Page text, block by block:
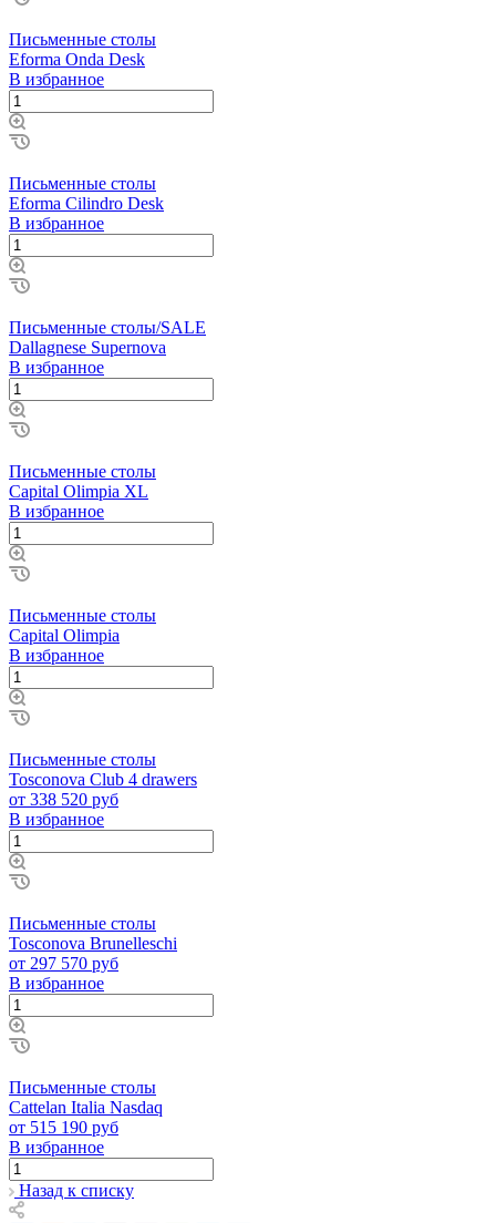
Письменные столы
Eforma Onda Desk
В избранное
Письменные столы
Eforma Cilindro Desk
В избранное
Письменные столы/SALE
Dallagnese Supernova
В избранное
Письменные столы
Capital Olimpia XL
В избранное
Письменные столы
Capital Olimpia
В избранное
Письменные столы
Tosconova Club 4 drawers
от 338 520 руб
В избранное
Письменные столы
Tosconova Brunelleschi
от 297 570 руб
В избранное
Письменные столы
Cattelan Italia Nasdaq
от 515 190 руб
В избранное
Назад к списку